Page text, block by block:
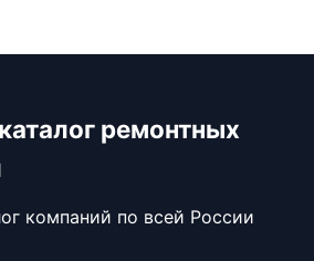
ремонтных
компаний по всей России